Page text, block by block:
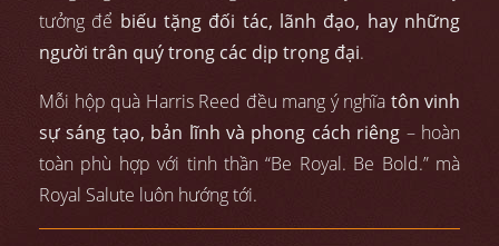
tưởng để biếu tặng đối tác, lãnh đạo, hay những
người trân quý trong các dịp trọng đại.
Mỗi hộp quà Harris Reed đều mang ý nghĩa tôn vinh
sự sáng tạo, bản lĩnh và phong cách riêng – hoàn
toàn phù hợp với tinh thần “Be Royal. Be Bold.” mà
Royal Salute luôn hướng tới.